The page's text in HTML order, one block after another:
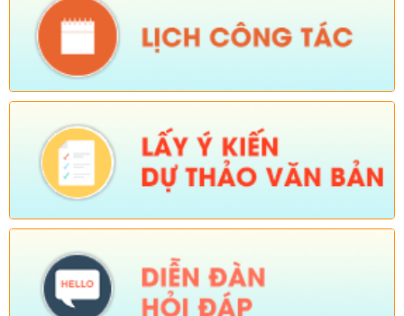
Tên:(Về việc niêm yết công khai, lấy ý kiến của tổ chức, chuyên
gia và cộng động dân cư có liên quan đối với Quy hoạch chung
xã Dào San, tỉnh Lai Châu đến năm 2045)
Ngày ban hành: (25/02/2026)
01/2025/QĐ-UBND ngày 01 tháng 07 năm 2025 của Ủy ban
nhân dân xã ban hành quy chế làm việc của Ủy ban nhân dân
xã Dào San, nhiệm kỳ 2021-2026)
Ngày ban hành: (06/02/2026) - Ngày hiệu lực: (04/02/2026)
Ngày ban hành: (23/01/2026)
Tên:(Kế hoạch triển khai thực hiện dự án 1 Hỗ trợ đất ở xã Dào